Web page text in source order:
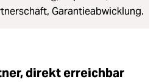
Garantieabwicklung.
direkt erreichbar